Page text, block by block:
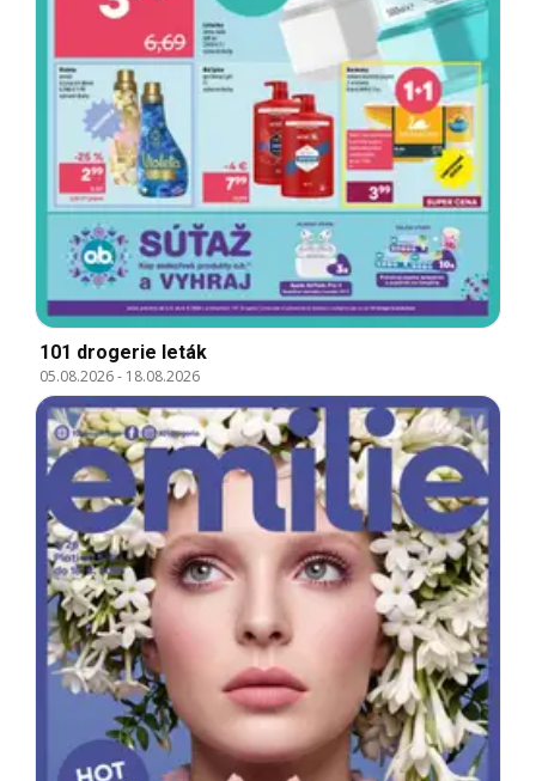
101 drogerie leták
05.08.2026- 18.08.2026